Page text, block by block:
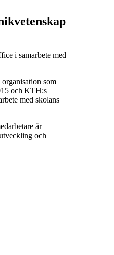
i samarbete med
som
och KTH:s
med skolans
är
och